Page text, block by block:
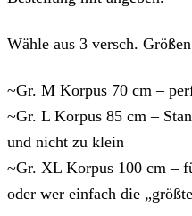
Wähle aus 3 versch.
~Gr. M Korpus 70 cm –
~Gr. L Korpus 85 cm –
und nicht zu klein
~Gr. XL Korpus 100 cm –
oder wer einfach die